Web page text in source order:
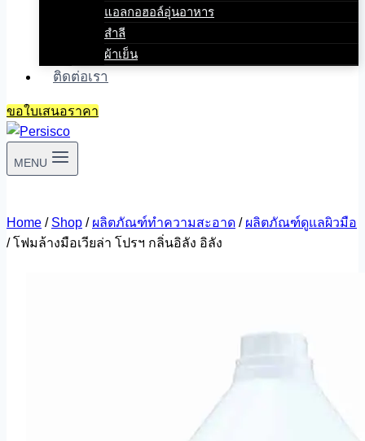
แอลกอฮอล์อุ่นอาหาร
สำลี
ผ้าเย็น
ติดต่อเรา
ขอใบเสนอราคา
MENU
Home / Shop / ผลิตภัณฑ์ทำความสะอาด / ผลิตภัณฑ์ดูแลผิวมือ
/ โฟมล้างมือเวียล่า โปรฯ กลิ่นอิลัง อิลัง